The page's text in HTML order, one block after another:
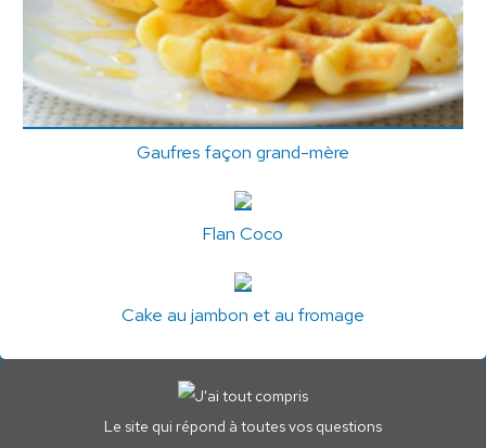
Gaufres façon grand-mère
Flan Coco
Cake au jambon et au fromage
Le site qui répond à toutes vos questions